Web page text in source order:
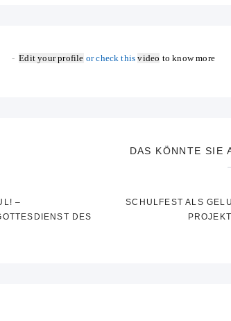
Edit your profile or check thisvideo to know more
DAS KÖNNTE SIE
–
DES
SCHULFEST ALS